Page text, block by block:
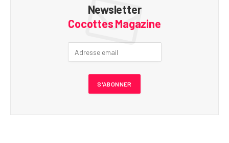
Newsletter
Cocottes Magazine